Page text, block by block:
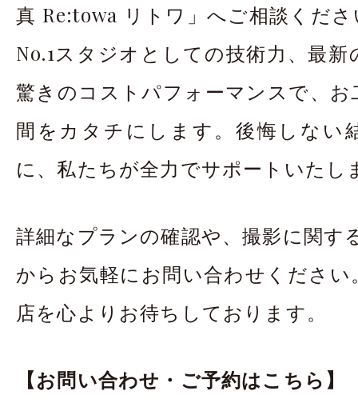
真 Re:towa リトワ」へご相談くだ
No.1スタジオとしての技術力、最
驚きのコストパフォーマンスで、お
間をカタチにします。後悔しない
に、私たちが全力でサポートいたし
詳細なプランの確認や、撮影に関す
からお気軽にお問い合わせください
店を心よりお待ちしております。
【お問い合わせ・ご予約はこちら】